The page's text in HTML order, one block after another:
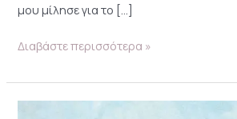
μου μίλησε για το […]
Διαβάστε περισσότερα »